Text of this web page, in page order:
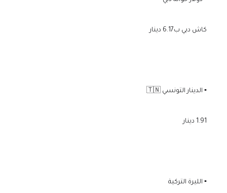
كاش دبي ب6.17 دينار
▪️ الدينار التونسي 🇹🇳
1.91 دينار
▪️ الليرة التركية